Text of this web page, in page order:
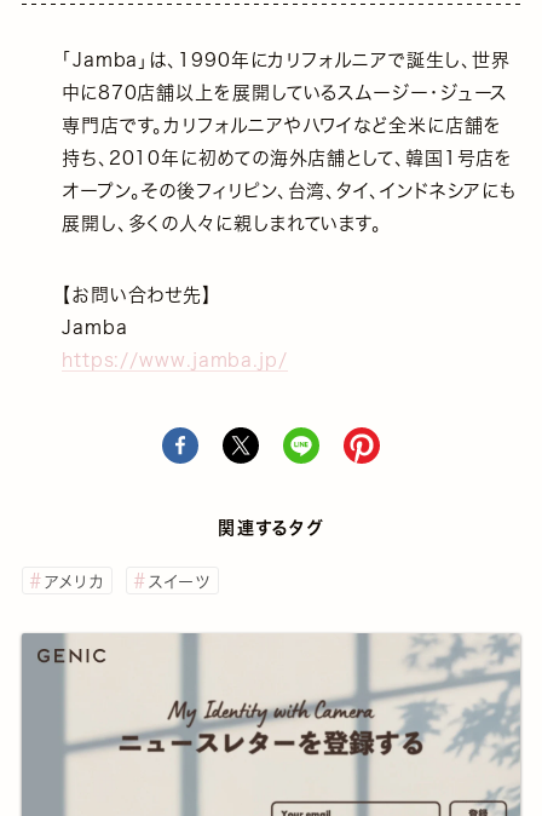
「Jamba」は、1990年にカリフォルニアで誕生し、世界
中に870店舗以上を展開しているスムージー・ジュース
専門店です。カリフォルニアやハワイなど全米に店舗を
持ち、2010年に初めての海外店舗として、韓国1号店を
オープン。その後フィリピン、台湾、タイ、インドネシアにも
展開し、多くの人々に親しまれています。
【お問い合わせ先】
Jamba
https://www.jamba.jp/
関連するタグ
アメリカ スイーツ